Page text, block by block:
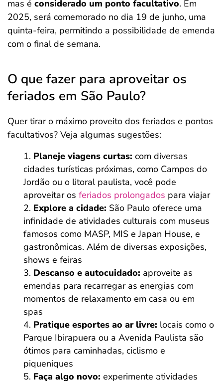
mas é considerado um ponto facultativo. Em
2025, será comemorado no dia 19 de junho, uma
quinta-feira, permitindo a possibilidade de emenda
com o final de semana.
O que fazer para aproveitar os
feriados em São Paulo?
Quer tirar o máximo proveito dos feriados e pontos
facultativos? Veja algumas sugestões:
Planeje viagens curtas: com diversas
cidades turísticas próximas, como Campos do
Jordão ou o litoral paulista, você pode
aproveitar os feriados prolongados para viajar
Explore a cidade: São Paulo oferece uma
infinidade de atividades culturais com museus
famosos como MASP, MIS e Japan House, e
gastronômicas. Além de diversas exposições,
shows e feiras
Descanso e autocuidado: aproveite as
emendas para recarregar as energias com
momentos de relaxamento em casa ou em
spas
Pratique esportes ao ar livre: locais como o
Parque Ibirapuera ou a Avenida Paulista são
ótimos para caminhadas, ciclismo e
piqueniques
Faça algo novo: experimente atividades